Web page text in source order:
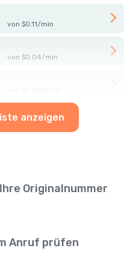
von $0.11/min
von $0.04/min
anzeigen
Originalnummer
Anruf prüfen